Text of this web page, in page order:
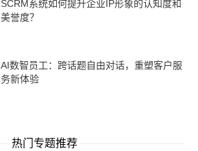
SCRM系统如何提升企业IP形象的认知度和
美誉度？
AI数智员工：跨话题自由对话，重塑客户服
务新体验
热门专题推荐